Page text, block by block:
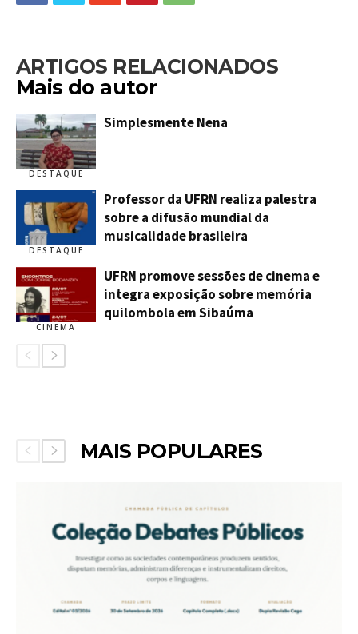
ARTIGOS RELACIONADOS
Mais do autor
DESTAQUE
Simplesmente Nena
DESTAQUE
Professor da UFRN realiza palestra
sobre a difusão mundial da
musicalidade brasileira
CINEMA
UFRN promove sessões de cinema e
integra exposição sobre memória
quilombola em Sibaúma
MAIS POPULARES